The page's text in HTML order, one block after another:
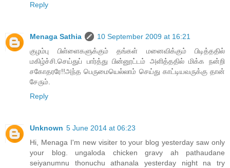
Reply
Menaga Sathia
10 September 2009 at 16:21
குழம்பு பிள்ளைகளுக்கும் தங்கள் மனைவிக்கும் பிடித்ததில்
மகிழ்ச்சி.செய்துப் பார்த்து பின்னூட்டம் அளித்ததில் மிக்க நன்றி
சகோதரரே!!அந்த பெருமையெல்லாம் செய்து காட்டியவருக்கு தான்
சேரும்.
Reply
Unknown 5 June 2014 at 06:23
Hi, Menaga I'm new visiter to your blog yesterday saw only
your blog. ungaloda chicken gravy ah pathaudane
seiyanumnu thonuchu athanala yesterday night na try